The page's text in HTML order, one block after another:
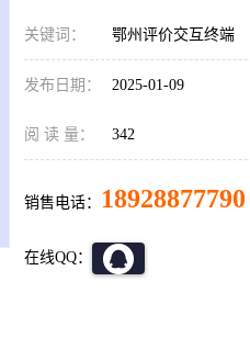
关键词： 鄂州评价交互终端
发布日期： 2025-01-09
阅 读 量： 342
销售电话： 18928877790
在线QQ：